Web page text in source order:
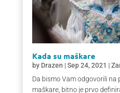
Kada su maškare
by Drazen |Sep 24, 2021 |
Da bismo Vam odgovorili na
maškare, bitno je prvo